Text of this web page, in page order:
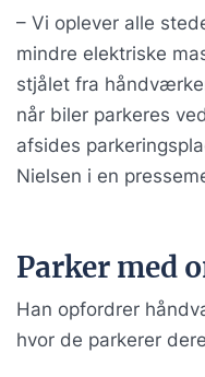
– Vi oplever alle
mindre elektriske
stjålet fra
når biler parkeres
afsides
Nielsen i en
Parker med
Han opfordrer
hvor de parkerer